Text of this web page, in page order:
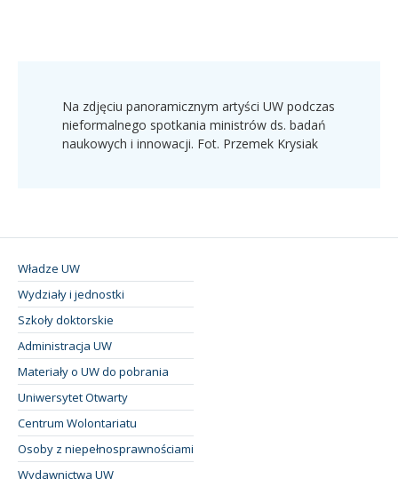
Na zdjęciu panoramicznym artyści UW podczas
nieformalnego spotkania ministrów ds. badań
naukowych i innowacji. Fot. Przemek Krysiak
Władze UW
Wydziały i jednostki
Szkoły doktorskie
Administracja UW
Materiały o UW do pobrania
Uniwersytet Otwarty
Centrum Wolontariatu
Osoby z niepełnosprawnościami
Wydawnictwa UW